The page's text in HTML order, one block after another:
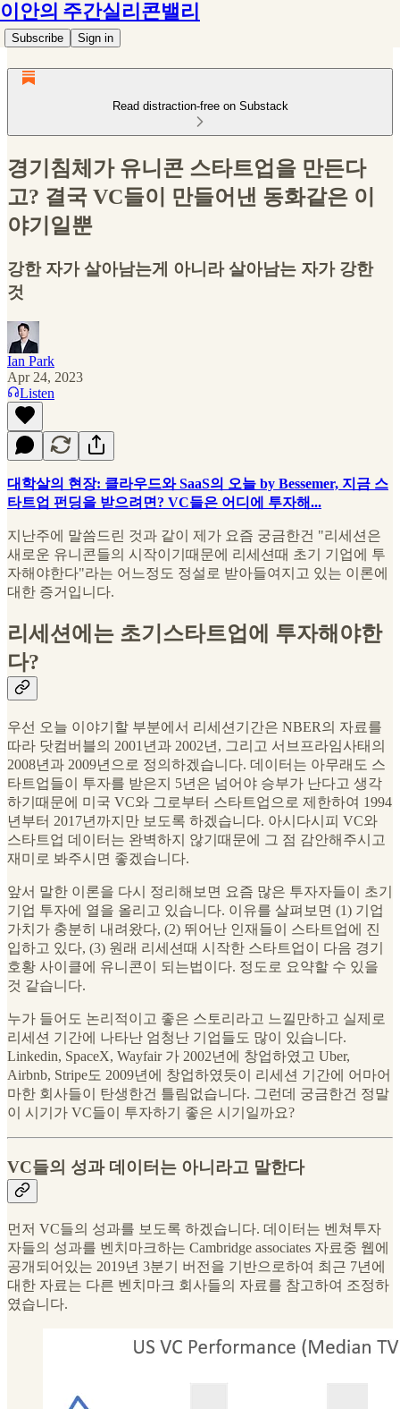
이안의 주간실리콘밸리
Subscribe Sign in
Read distraction-free on Substack
경기침체가 유니콘 스타트업을 만든다
고? 결국 VC들이 만들어낸 동화같은 이
야기일뿐
강한 자가 살아남는게 아니라 살아남는 자가 강한
것
Ian Park
Apr 24, 2023
Listen
대학살의 현장: 클라우드와 SaaS의 오늘 by Bessemer, 지금 스
타트업 펀딩을 받으려면? VC들은 어디에 투자해...
지난주에 말씀드린 것과 같이 제가 요즘 궁금한건 "리세션은
새로운 유니콘들의 시작이기때문에 리세션때 초기 기업에 투
자해야한다"라는 어느정도 정설로 받아들여지고 있는 이론에
대한 증거입니다.
리세션에는 초기스타트업에 투자해야한
다?
우선 오늘 이야기할 부분에서 리세션기간은 NBER의 자료를
따라 닷컴버블의 2001년과 2002년, 그리고 서브프라임사태의
2008년과 2009년으로 정의하겠습니다. 데이터는 아무래도 스
타트업들이 투자를 받은지 5년은 넘어야 승부가 난다고 생각
하기때문에 미국 VC와 그로부터 스타트업으로 제한하여 1994
년부터 2017년까지만 보도록 하겠습니다. 아시다시피 VC와
스타트업 데이터는 완벽하지 않기때문에 그 점 감안해주시고
재미로 봐주시면 좋겠습니다.
앞서 말한 이론을 다시 정리해보면 요즘 많은 투자자들이 초기
기업 투자에 열을 올리고 있습니다. 이유를 살펴보면 (1) 기업
가치가 충분히 내려왔다, (2) 뛰어난 인재들이 스타트업에 진
입하고 있다, (3) 원래 리세션때 시작한 스타트업이 다음 경기
호황 사이클에 유니콘이 되는법이다. 정도로 요약할 수 있을
것 같습니다.
누가 들어도 논리적이고 좋은 스토리라고 느낄만하고 실제로
리세션 기간에 나타난 엄청난 기업들도 많이 있습니다.
Linkedin, SpaceX, Wayfair 가 2002년에 창업하였고 Uber,
Airbnb, Stripe도 2009년에 창업하였듯이 리세션 기간에 어마어
마한 회사들이 탄생한건 틀림없습니다. 그런데 궁금한건 정말
이 시기가 VC들이 투자하기 좋은 시기일까요?
VC들의 성과 데이터는 아니라고 말한다
먼저 VC들의 성과를 보도록 하겠습니다. 데이터는 벤쳐투자
자들의 성과를 벤치마크하는 Cambridge associates 자료중 웹에
공개되어있는 2019년 3분기 버전을 기반으로하여 최근 7년에
대한 자료는 다른 벤치마크 회사들의 자료를 참고하여 조정하
였습니다.